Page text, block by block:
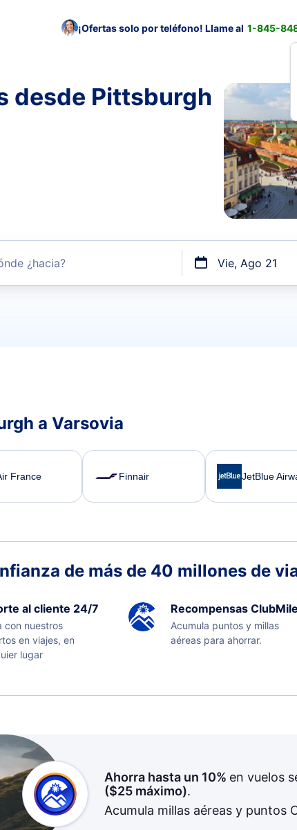
¡Ofertas solo por teléfono! Llame al 1-845-
desde Pittsburgh
¿hacia? Vie, Ago 21
directos
a Varsovia
France Finnair JetBlue
de más de 40 millones de
al cliente 24/7
con nuestros
en viajes, en
lugar
Recompensas
Acumula puntos y millas
aéreas para ahorrar.
Ahorra hasta un 10% en vuelos
($25máximo).
Acumula millas aéreas y puntos